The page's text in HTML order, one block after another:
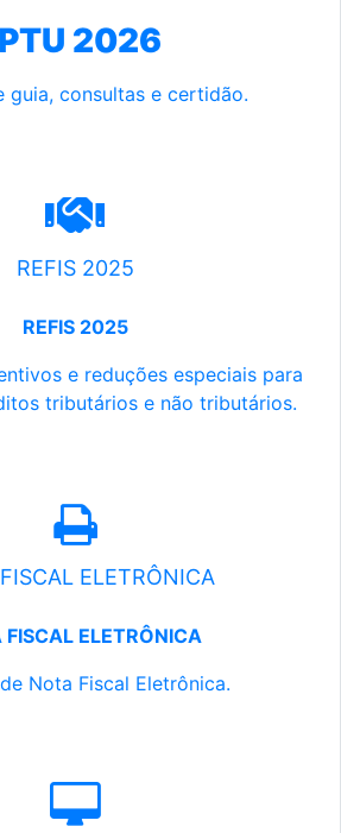
2026
guia, consultas e certidão.
REFIS 2025
REFIS 2025
e reduções especiais para
tributários e não tributários.
ELETRÔNICA
FISCAL ELETRÔNICA
Nota Fiscal Eletrônica.